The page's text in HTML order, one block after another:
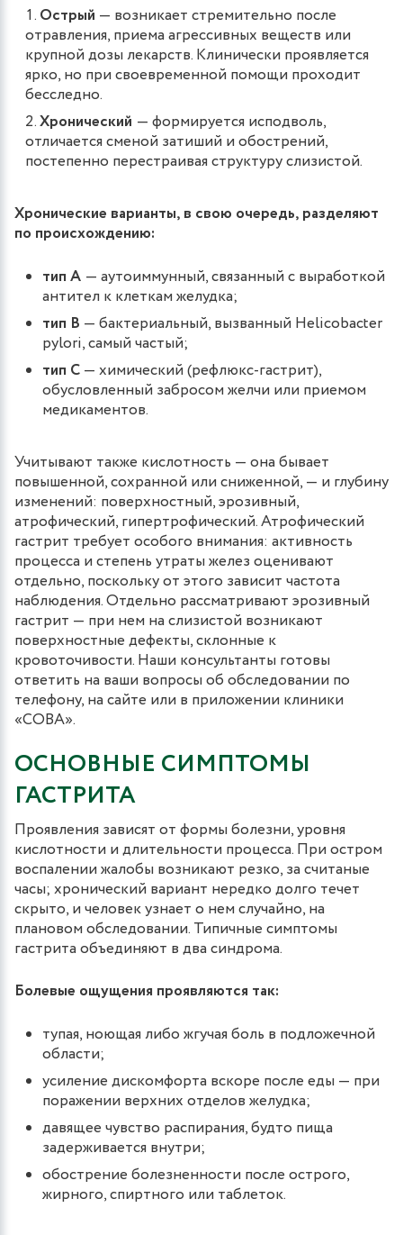
Острый — возникает стремительно после
отравления, приема агрессивных веществ или
крупной дозы лекарств. Клинически проявляется
ярко, но при своевременной помощи проходит
бесследно.
Хронический — формируется исподволь,
отличается сменой затиший и обострений,
постепенно перестраивая структуру слизистой.
Хронические варианты, в свою очередь, разделяют
по происхождению:
тип A — аутоиммунный, связанный с выработкой
антител к клеткам желудка;
тип B — бактериальный, вызванный Helicobacter
pylori, самый частый;
тип C — химический (рефлюкс-гастрит),
обусловленный забросом желчи или приемом
медикаментов.
Учитывают также кислотность — она бывает
повышенной, сохранной или сниженной, — и глубину
изменений: поверхностный, эрозивный,
атрофический, гипертрофический. Атрофический
гастрит требует особого внимания: активность
процесса и степень утраты желез оценивают
отдельно, поскольку от этого зависит частота
наблюдения. Отдельно рассматривают эрозивный
гастрит — при нем на слизистой возникают
поверхностные дефекты, склонные к
кровоточивости. Наши консультанты готовы
ответить на ваши вопросы об обследовании по
телефону, на сайте или в приложении клиники
«СОВА».
ОСНОВНЫЕ СИМПТОМЫ
ГАСТРИТА
Проявления зависят от формы болезни, уровня
кислотности и длительности процесса. При остром
воспалении жалобы возникают резко, за считаные
часы; хронический вариант нередко долго течет
скрыто, и человек узнает о нем случайно, на
плановом обследовании. Типичные симптомы
гастрита объединяют в два синдрома.
Болевые ощущения проявляются так:
тупая, ноющая либо жгучая боль в подложечной
области;
усиление дискомфорта вскоре после еды — при
поражении верхних отделов желудка;
давящее чувство распирания, будто пища
задерживается внутри;
обострение болезненности после острого,
жирного, спиртного или таблеток.